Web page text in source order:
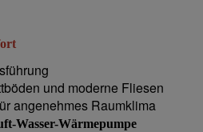
und moderne Fliesen
angenehmes Raumklima
Wasser-Wärmepumpe